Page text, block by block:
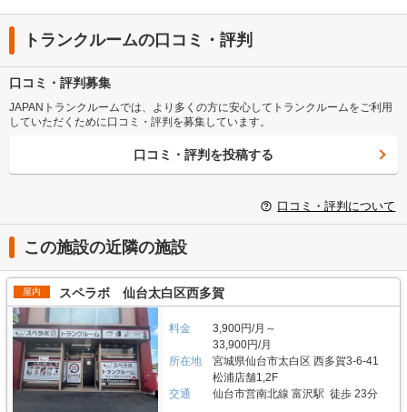
トランクルームの口コミ・評判
口コミ・評判募集
JAPANトランクルームでは、より多くの方に安心してトランクルームをご利用
していただくために口コミ・評判を募集しています。
口コミ・評判を投稿する
口コミ・評判について
この施設の近隣の施設
屋内 スペラボ 仙台太白区西多賀
料金
3,900円/月～
33,900円/月
所在地
宮城県仙台市太白区 西多賀3-6-41
松浦店舗1,2F
交通
仙台市営南北線 富沢駅 徒歩 23分